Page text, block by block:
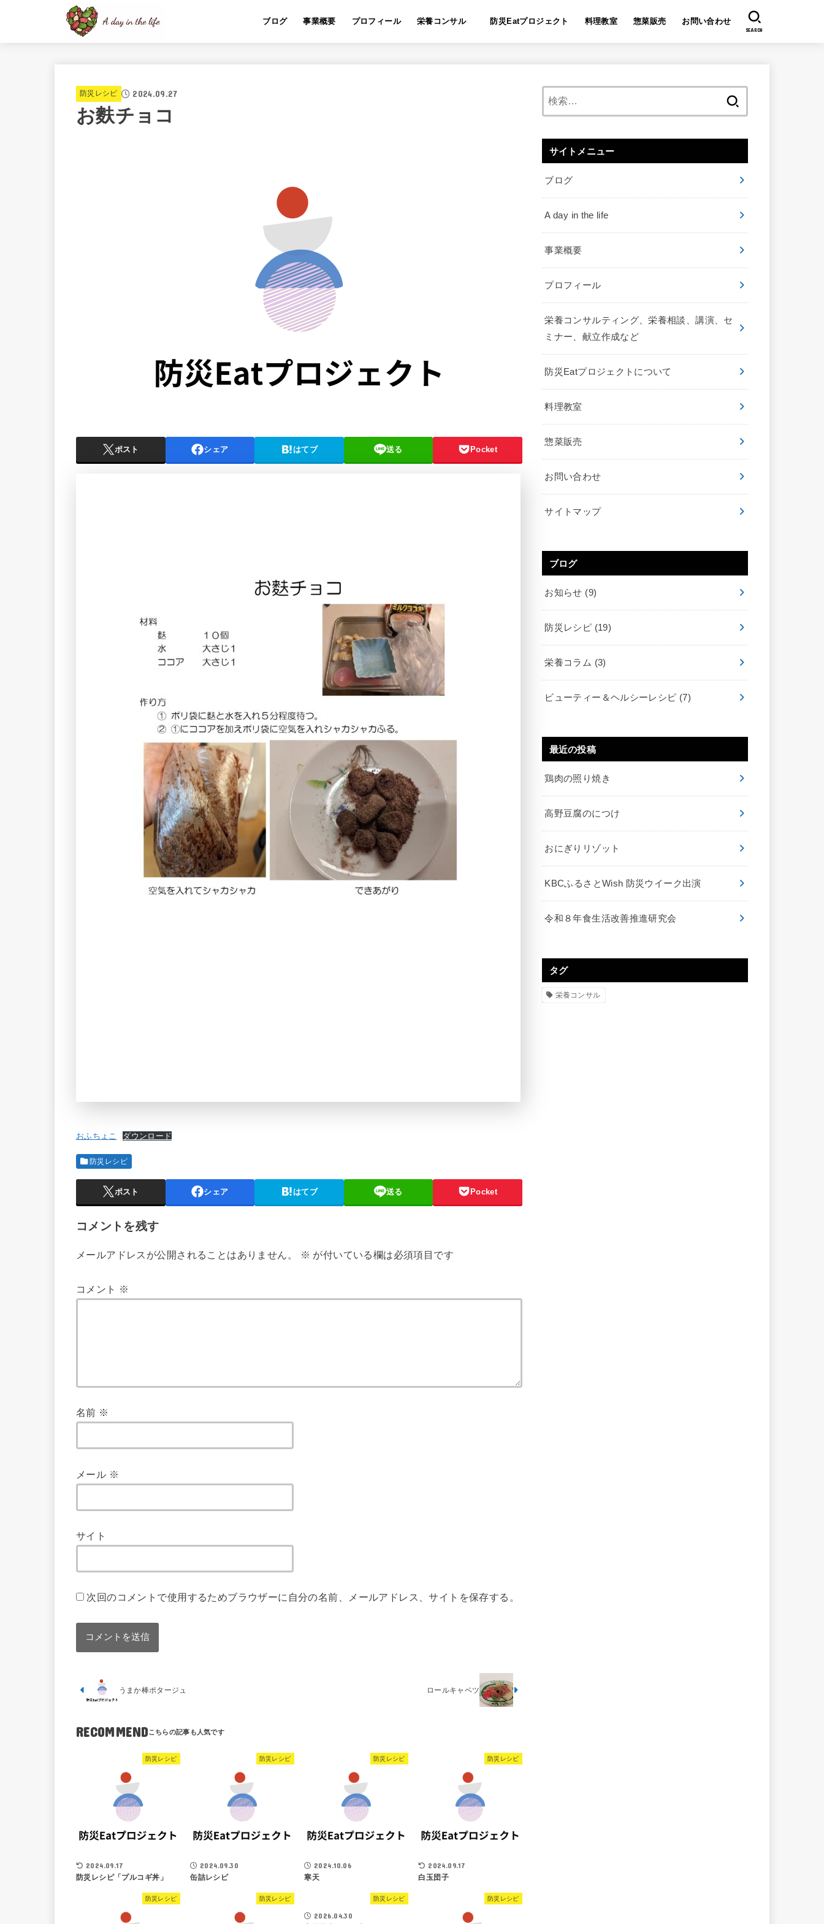
ブログ 事業概要 プロフィール 栄養コンサル 防災Eatプロジェクト 料理教室 惣菜販売 お問い合わせ
SEARCH
防災レシピ 2024.09.27
お麩チョコ
ポスト シェア はてブ 送る Pocket
おふちょこ ダウンロード
防災レシピ
ポスト シェア はてブ 送る Pocket
コメントを残す
メールアドレスが公開されることはありません。 ※ が付いている欄は必須項目です
コメント ※
名前 ※
メール ※
サイト
次回のコメントで使用するためブラウザーに自分の名前、メールアドレス、サイトを保存する。
うまか棒ポタージュ ロールキャベツ
RECOMMEND
防災レシピ
2024.09.17
防災レシピ「プルコギ丼」
防災レシピ
2024.09.30
缶詰レシピ
防災レシピ
2024.10.06
寒天
防災レシピ
2024.09.17
白玉団子
防災レシピ 防災レシピ 防災レシピ
2026.04.30
防災レシピ
サイトメニュー
ブログ
A day in the life
事業概要
プロフィール
栄養コンサルティング、栄養相談、講演、セ
ミナー、献立作成など
防災Eatプロジェクトについて
料理教室
惣菜販売
お問い合わせ
サイトマップ
ブログ
お知らせ (9)
防災レシピ (19)
栄養コラム (3)
ビューティー＆ヘルシーレシピ (7)
最近の投稿
鶏肉の照り焼き
高野豆腐のにつけ
おにぎりリゾット
KBCふるさとWish 防災ウイーク出演
令和８年食生活改善推進研究会
タグ
栄養コンサル